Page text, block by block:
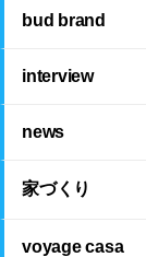
bud brand
interview
news
家づくり
voyage casa